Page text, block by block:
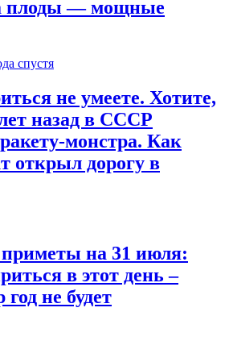
плоды — мощные
спустя
не умеете. Хотите,
назад в СССР
монстра. Как
открыл дорогу в
на 31 июля:
в этот день –
не будет